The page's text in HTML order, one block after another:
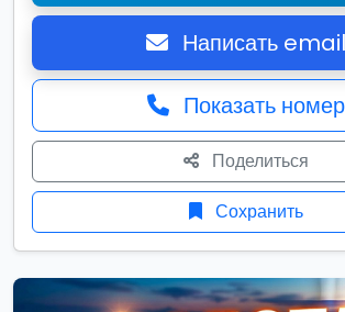
Написать email
Показать номер
Поделиться
Сохранить